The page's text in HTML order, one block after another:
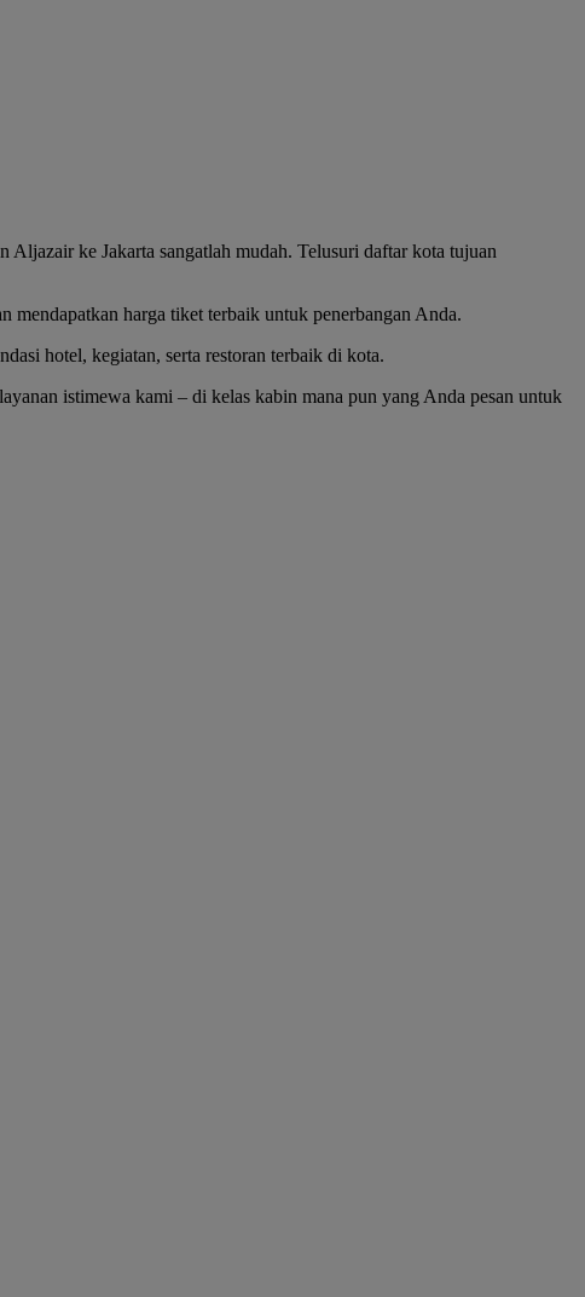
Aljazair ke Jakarta sangatlah mudah. Telusuri daftar kota tujuan
mendapatkan harga tiket terbaik untuk penerbangan Anda.
hotel, kegiatan, serta restoran terbaik di kota.
istimewa kami – di kelas kabin mana pun yang Anda pesan untuk